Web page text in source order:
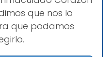
que nos lo
que podamos